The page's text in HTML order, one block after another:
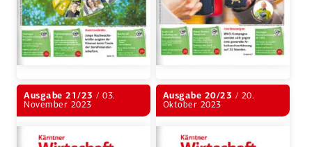
Ausgabe 21/23 / 03.
November 2023
Ausgabe 20/23 / 20.
Oktober 2023